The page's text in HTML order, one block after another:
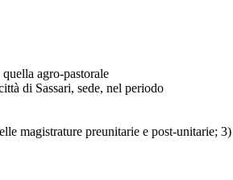
agro-pastorale
di Sassari, sede, nel periodo
magistrature preunitarie e post-unitarie;